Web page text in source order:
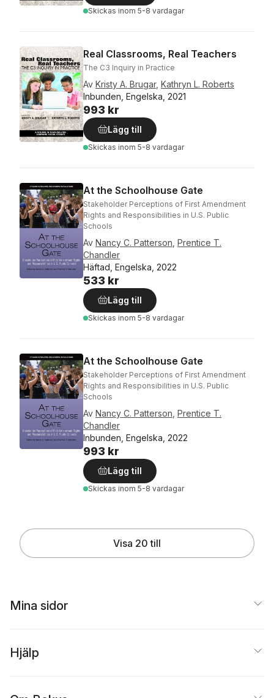
Skickas inom 5-8 vardagar
Real Classrooms, Real Teachers
The C3 Inquiry in Practice
Av Kristy A. Brugar, Kathryn L. Roberts
Inbunden, Engelska, 2021
993 kr
Lägg till
Skickas inom 5-8 vardagar
At the Schoolhouse Gate
Stakeholder Perceptions of First Amendment
Rights and Responsibilities in U.S. Public
Schools
Av Nancy C. Patterson Prentice T.
Chandler
Häftad, Engelska, 2022
533 kr
Lägg till
Skickas inom 5-8 vardagar
At the Schoolhouse Gate
Stakeholder Perceptions of First Amendment
Rights and Responsibilities in U.S. Public
Schools
Av Nancy C. Patterson Prentice T.
Chandler
Inbunden, Engelska, 2022
993 kr
Lägg till
Skickas inom 5-8 vardagar
Visa 20 till
Mina sidor
Hjälp